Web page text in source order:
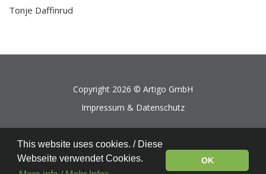
Tonje Daffinrud
Copyright 2026 © Artigo GmbH
Impressum & Datenschutz
This website uses cookies. / Diese
Webseite verwendet Cookies.
OK